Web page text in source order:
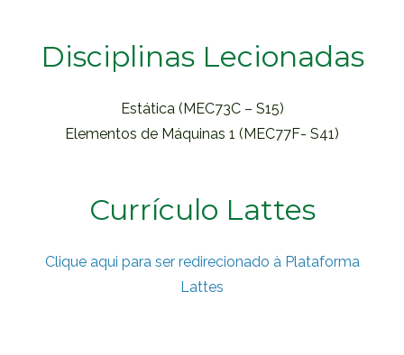
Disciplinas Lecionadas
Estática (MEC73C – S15)
Elementos de Máquinas 1 (MEC77F- S41)
Currículo Lattes
Clique aqui para ser redirecionado à Plataforma
Lattes